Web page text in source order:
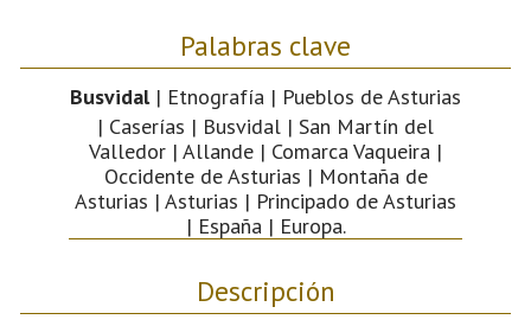
Palabras clave
Busvidal| Etnografía | Pueblos de Asturias
| Caserías | Busvidal | San Martín del
Valledor | Allande | Comarca Vaqueira |
Occidente de Asturias | Montaña de
Asturias | Asturias | Principado de Asturias
| España | Europa.
Descripción